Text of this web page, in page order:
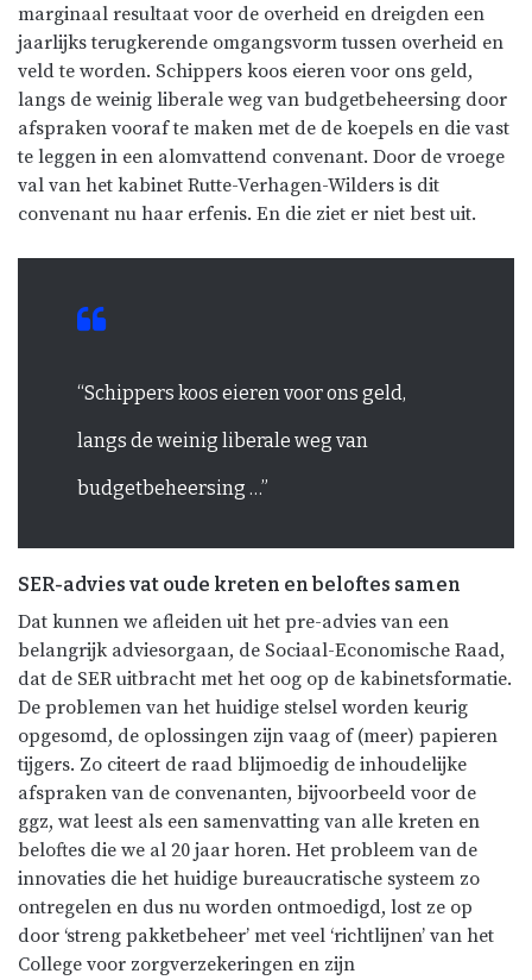
marginaal resultaat voor de overheid en dreigden een
jaarlijks terugkerende omgangsvorm tussen overheid en
veld te worden. Schippers koos eieren voor ons geld,
langs de weinig liberale weg van budgetbeheersing door
afspraken vooraf te maken met de de koepels en die vast
te leggen in een alomvattend convenant. Door de vroege
val van het kabinet Rutte-Verhagen-Wilders is dit
convenant nu haar erfenis. En die ziet er niet best uit.
“Schippers koos eieren voor ons geld,
langs de weinig liberale weg van
budgetbeheersing …”
SER-advies vat oude kreten en beloftes samen
Dat kunnen we afleiden uit het pre-advies van een
belangrijk adviesorgaan, de Sociaal-Economische Raad,
dat de SER uitbracht met het oog op de kabinetsformatie.
De problemen van het huidige stelsel worden keurig
opgesomd, de oplossingen zijn vaag of (meer) papieren
tijgers. Zo citeert de raad blijmoedig de inhoudelijke
afspraken van de convenanten, bijvoorbeeld voor de
ggz, wat leest als een samenvatting van alle kreten en
beloftes die we al 20 jaar horen. Het probleem van de
innovaties die het huidige bureaucratische systeem zo
ontregelen en dus nu worden ontmoedigd, lost ze op
door ‘streng pakketbeheer’ met veel ‘richtlijnen’ van het
College voor zorgverzekeringen en zijn